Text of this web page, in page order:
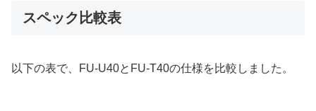
スペック比較表
以下の表で、FU-U40とFU-T40の仕様を比較しました。